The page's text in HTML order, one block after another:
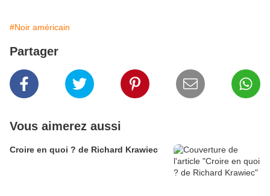
#Noir américain
Partager
Vous aimerez aussi
Croire en quoi ? de Richard Krawiec